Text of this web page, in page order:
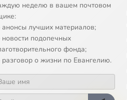
неделю в вашем почтовом
лучших материалов;
подопечных
фонда;
о жизни по Евангелию.